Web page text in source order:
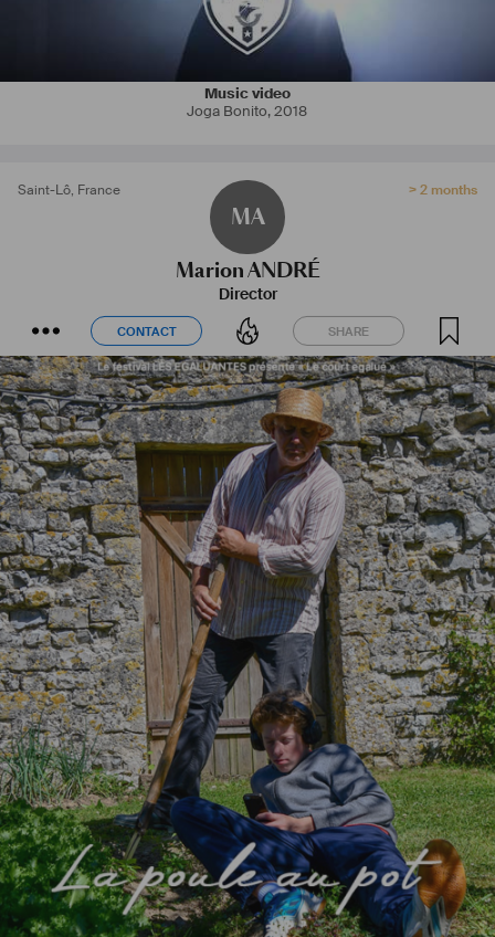
Music video
Joga Bonito,2018
Saint-Lô, France
MA
> 2 months
Marion ANDRÉ
Director
CONTACT SHARE
CONTACT SHARE